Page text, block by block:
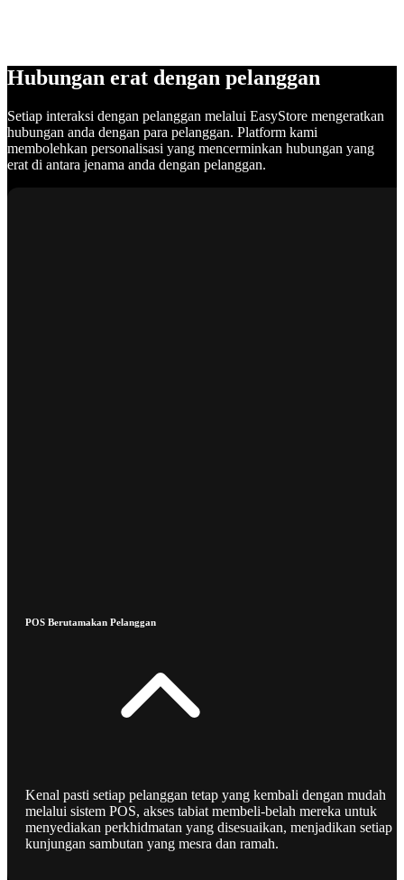
Hubungan erat dengan pelanggan
Setiap interaksi dengan pelanggan melalui EasyStore mengeratkan
hubungan anda dengan para pelanggan. Platform kami
membolehkan personalisasi yang mencerminkan hubungan yang
erat di antara jenama anda dengan pelanggan.
POS Berutamakan Pelanggan
Kenal pasti setiap pelanggan tetap yang kembali dengan mudah
melalui sistem POS, akses tabiat membeli-belah mereka untuk
menyediakan perkhidmatan yang disesuaikan, menjadikan setiap
kunjungan sambutan yang mesra dan ramah.